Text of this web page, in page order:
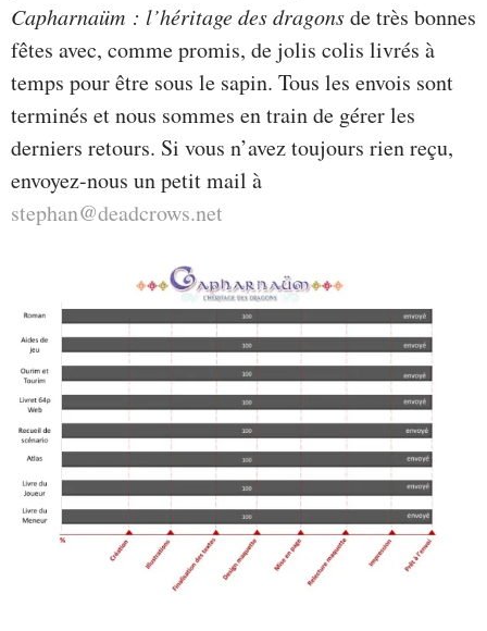
Capharnaüm : l’héritage des dragonsde très bonnes
fêtes avec, comme promis, de jolis colis livrés à
temps pour être sous le sapin. Tous les envois sont
terminés et nous sommes en train de gérer les
derniers retours. Si vous n’avez toujours rien reçu,
envoyez-nous un petit mail à
stephan@deadcrows.net